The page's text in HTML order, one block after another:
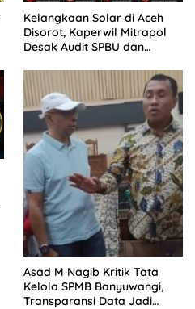
Kelangkaan Solar di Aceh
Disorot, Kaperwil Mitrapol
Desak Audit SPBU dan
Asad M Nagib Kritik Tata
Kelola SPMB Banyuwangi,
Transparansi Data Jadi